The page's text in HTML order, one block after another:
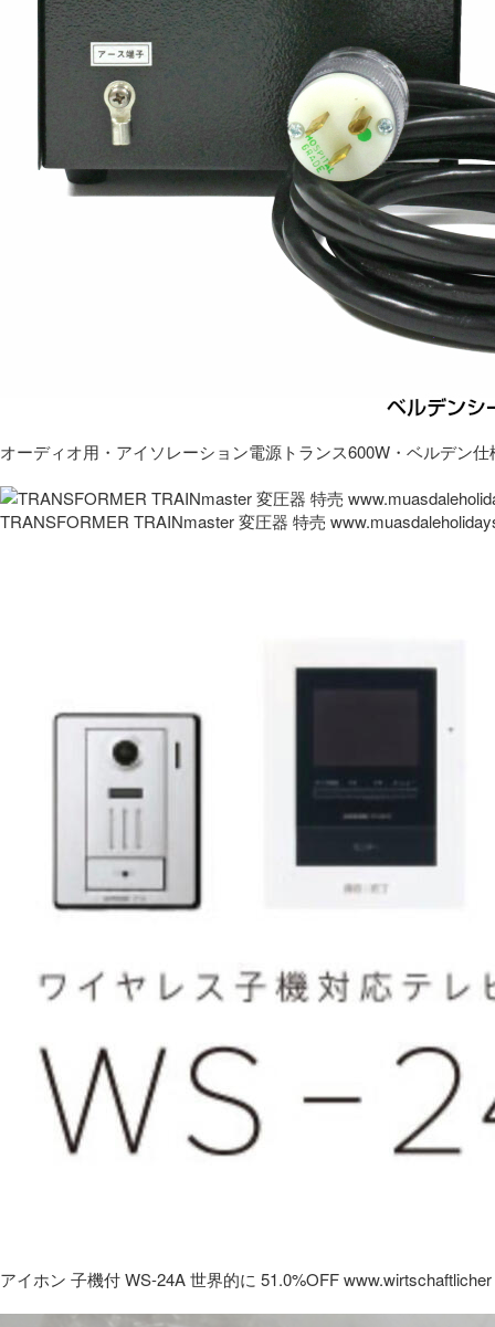
オーディオ用・アイソレーション電源トランス600W・ベルデン仕
TRANSFORMER TRAINmaster 変圧器 特売
アイホン 子機付 WS-24A 世界的に 51.0%OFF www.wirtschaftlicher